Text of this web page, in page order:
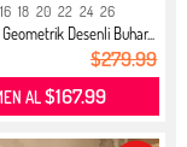
16 18 20 22 24 26
Desenli Buhar...
$279.99
AL$167.99